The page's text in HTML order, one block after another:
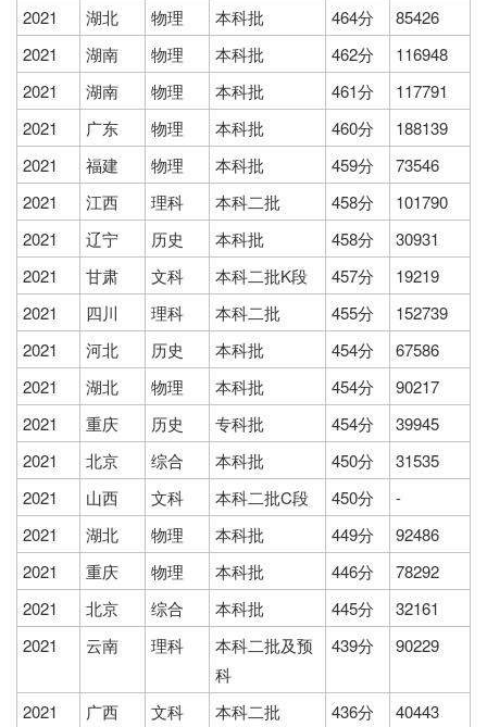
2021
湖北 物理 本科批 464分
85426
2021
湖南 物理 本科批 462分
116948
2021
湖南 物理 本科批 461分
117791
2021
广东 物理 本科批 460分
188139
2021
福建 物理 本科批 459分
73546
2021
江西 理科 本科二批 458分
101790
2021
辽宁 历史 本科批 458分
30931
2021
甘肃 文科 本科二批K段 457分
19219
2021
四川 理科 本科二批 455分
152739
2021
河北 历史 本科批 454分
67586
2021
湖北 物理 本科批 454分
90217
2021
重庆 历史 专科批 454分
39945
2021
北京 综合 本科批 450分
31535
2021
山西 文科 本科二批C段 450分
-
2021
湖北 物理 本科批 449分
92486
2021
重庆 物理 本科批 446分
78292
2021
北京 综合 本科批 445分
32161
2021
云南 理科
本科二批及预
科
439分 90229
2021 广西 文科 本科二批 436分 40443